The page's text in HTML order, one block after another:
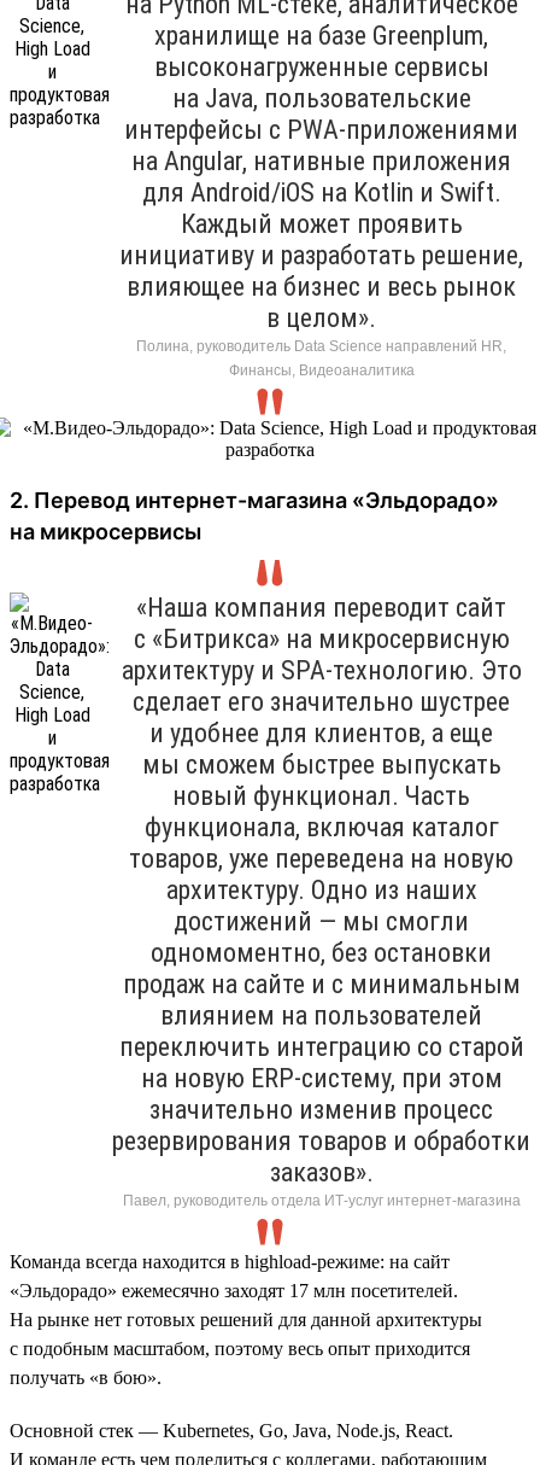
хранилище на базе Greenplum,
высоконагруженные сервисы
на Java, пользовательские
интерфейсы с PWA-приложениями
на Angular, нативные приложения
для Android/iOS на Kotlin и Swift.
Каждый может проявить
инициативу и разработать решение,
влияющее на бизнес и весь рынок
в целом».
Полина, руководитель Data Science направлений HR,
Финансы, Видеоаналитика
2. Перевод интернет-магазина «Эльдорадо»
на микросервисы
«Наша компания переводит сайт
с «Битрикса» на микросервисную
архитектуру и SPA-технологию. Это
сделает его значительно шустрее
и удобнее для клиентов, а еще
мы сможем быстрее выпускать
новый функционал. Часть
функционала, включая каталог
товаров, уже переведена на новую
архитектуру. Одно из наших
достижений — мы смогли
одномоментно, без остановки
продаж на сайте и с минимальным
влиянием на пользователей
переключить интеграцию со старой
на новую ERP-систему, при этом
значительно изменив процесс
резервирования товаров и обработки
заказов».
Павел, руководитель отдела ИТ-услуг интернет-магазина
Команда всегда находится в highload-режиме: на сайт
«Эльдорадо» ежемесячно заходят 17 млн посетителей.
На рынке нет готовых решений для данной архитектуры
с подобным масштабом, поэтому весь опыт приходится
получать «в бою».
Основной стек — Kubernetes, Go, Java, Node.js, React.
И команде есть чем поделиться с коллегами, работающим